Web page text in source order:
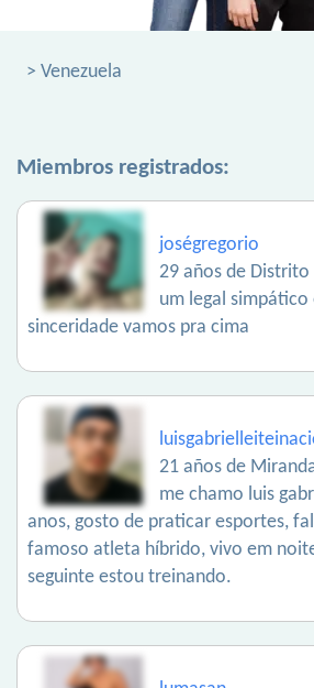
> Venezuela
Miembros registrados:
joségregorio
29 años de Distrito
um legal simpático
sinceridade vamos pra cima
21 años de
me chamo luis
anos, gosto de praticar esportes,
famoso atleta híbrido, vivo em
seguinte estou treinando.